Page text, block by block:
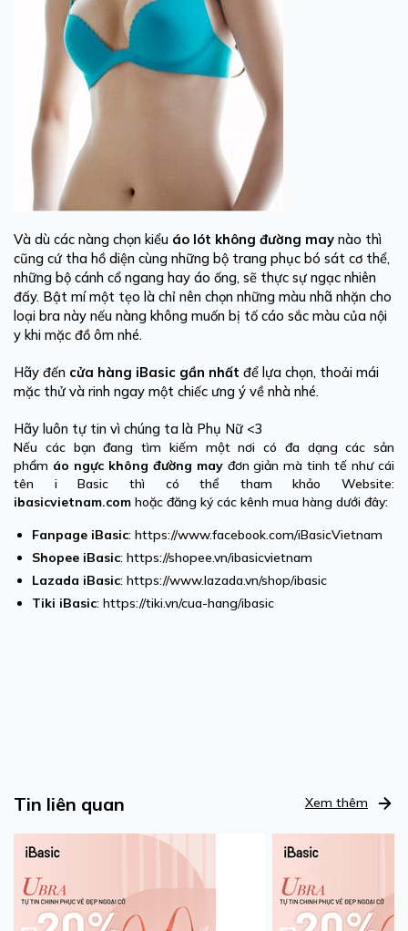
Và dù các nàng chọn kiểu áo lót không đường may nào thì
cũng cứ tha hồ diện cùng những bộ trang phục bó sát cơ thể,
những bộ cánh cổ ngang hay áo ống, sẽ thực sự ngạc nhiên
đấy. Bật mí một tẹo là chỉ nên chọn những màu nhã nhặn cho
loại bra này nếu nàng không muốn bị tố cáo sắc màu của nội
y khi mặc đồ ôm nhé.
Hãy đến cửa hàng iBasic gần nhất để lựa chọn, thoải mái
mặc thử và rinh ngay một chiếc ưng ý về nhà nhé.
Hãy luôn tự tin vì chúng ta là Phụ Nữ <3
Nếu các bạn đang tìm kiếm một nơi có đa dạng các sản
phẩm áo ngực không đường mayđơn giản mà tinh tế như cái
tên i Basic thì có thể tham khảo Website:
ibasicvietnam.com hoặc đăng ký các kênh mua hàng dưới đây:
Fanpage iBasic: https://www.facebook.com/iBasicVietnam
Shopee iBasic: https://shopee.vn/ibasicvietnam
Lazada iBasic: https://www.lazada.vn/shop/ibasic
Tiki iBasic: https://tiki.vn/cua-hang/ibasic
Tin liên quan Xem thêm